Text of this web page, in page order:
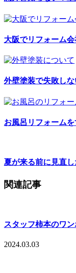
大阪でリフォーム
外壁塗装で失敗し
お風呂リフォーム
夏が来る前に見直
関連記事
スタッフ柿本のワ
2024.03.03